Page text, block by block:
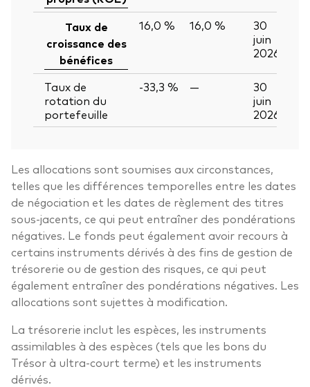
Taux de
croissance des
bénéfices
16,0 % 16,0 %
30
juin
2026
Taux de
rotation du
portefeuille
-33,3 % —
30
juin
2026
Les allocations sont soumises aux circonstances,
telles que les différences temporelles entre les dates
de négociation et les dates de règlement des titres
sous-jacents, ce qui peut entraîner des pondérations
négatives. Le fonds peut également avoir recours à
certains instruments dérivés à des fins de gestion de
trésorerie ou de gestion des risques, ce qui peut
également entraîner des pondérations négatives. Les
allocations sont sujettes à modification.
La trésorerie inclut les espèces, les instruments
assimilables à des espèces (tels que les bons du
Trésor à ultra-court terme) et les instruments
dérivés.